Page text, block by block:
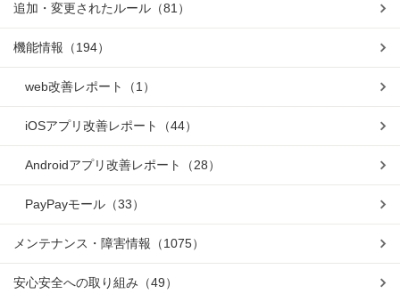
追加・変更されたルール （81）
機能情報 （194）
web改善レポート （1）
iOSアプリ改善レポート （44）
Androidアプリ改善レポート （28）
PayPayモール （33）
メンテナンス・障害情報 （1075）
安心安全への取り組み （49）